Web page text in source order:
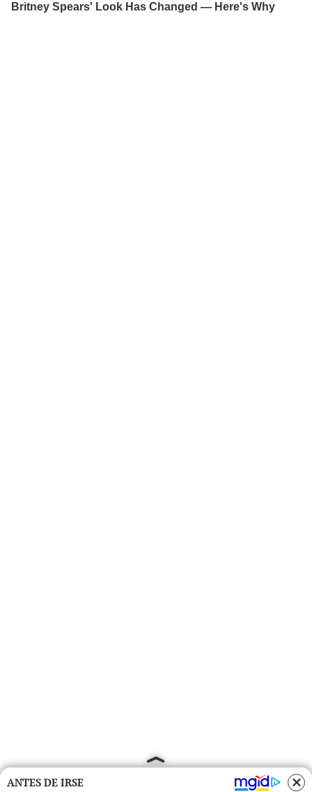
ANTES DE IRSE